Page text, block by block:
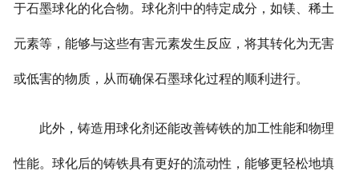
于石墨球化的化合物。球化剂中的特定成分，如镁、稀土
元素等，能够与这些有害元素发生反应，将其转化为无害
或低害的物质，从而确保石墨球化过程的顺利进行。
此外，铸造用球化剂还能改善铸铁的加工性能和物理
性能。球化后的铸铁具有更好的流动性，能够更轻松地填